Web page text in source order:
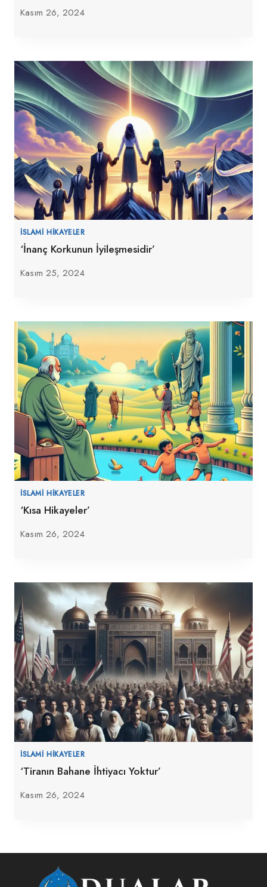
Kasım 26, 2024
İSLAMI HIKAYELER
‘İnanç Korkunun İyileşmesidir’
Kasım 25, 2024
İSLAMI HIKAYELER
‘Kısa Hikayeler’
Kasım 26, 2024
İSLAMI HIKAYELER
‘Tiranın Bahane İhtiyacı Yoktur’
Kasım 26, 2024